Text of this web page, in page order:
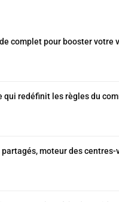
complet pour booster votre
qui redéfinit les règles du
moteur des